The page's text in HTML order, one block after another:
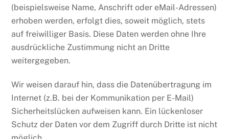
(beispielsweise Name, Anschrift oder eMail-Adressen)
erhoben werden, erfolgt dies, soweit möglich, stets
auf freiwilliger Basis. Diese Daten werden ohne Ihre
ausdrückliche Zustimmung nicht an Dritte
weitergegeben.
Wir weisen darauf hin, dass die Datenübertragung im
Internet (z.B. bei der Kommunikation per E-Mail)
Sicherheitslücken aufweisen kann. Ein lückenloser
Schutz der Daten vor dem Zugriff durch Dritte ist nicht